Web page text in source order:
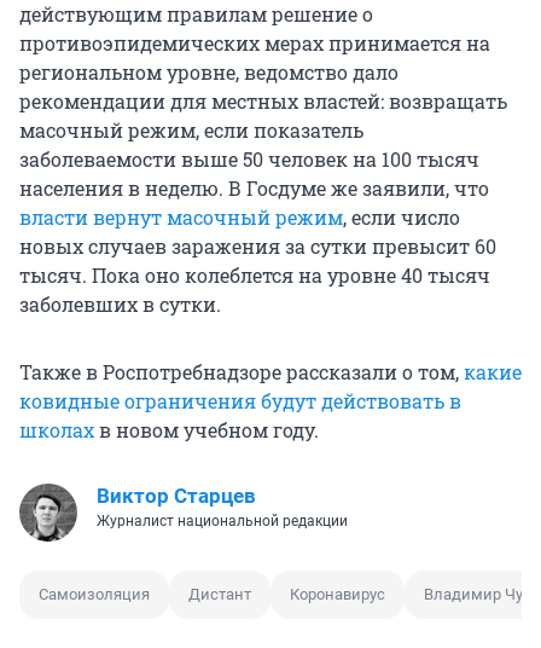
действующим правилам решение о
противоэпидемических мерах принимается на
региональном уровне, ведомство дало
рекомендации для местных властей: возвращать
масочный режим, если показатель
заболеваемости выше 50 человек на 100 тысяч
населения в неделю. В Госдуме же заявили, что
власти вернут масочный режим, если число
новых случаев заражения за сутки превысит 60
тысяч. Пока оно колеблется на уровне 40 тысяч
заболевших в сутки.
Также в Роспотребнадзоре рассказали о том,какие
ковидные ограничения будут действовать в
школахв новом учебном году.
Виктор Старцев
Журналист национальной редакции
Самоизоляция Дистант Коронавирус Владимир